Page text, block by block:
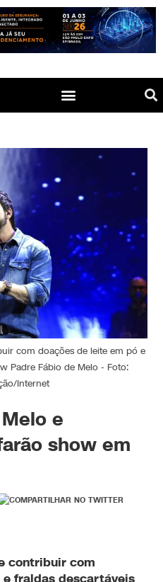
com doações de leite em pó e
Padre Fábio de Melo - Foto:
Internet
e
show em
contribuir com
fraldas descartáveis